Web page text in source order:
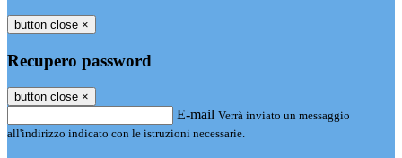
button close ×
Recupero password
button close ×
E-mail Verrà inviato un messaggio
all'indirizzo indicato con le istruzioni necessarie.